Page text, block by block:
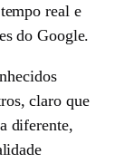
real e
do Google.
claro que
diferente,